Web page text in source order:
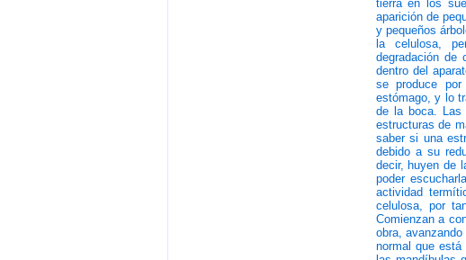
tierra en los
aparición de
y pequeños
la celulosa,
degradación de
dentro del
se produce
estómago, y lo
de la boca. Las
estructuras de
saber si una
debido a su
decir, huyen de
poder
actividad
celulosa, por
Comienzan a
obra,
normal que